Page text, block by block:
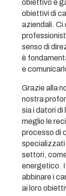
obiettivo è
obiettivi di
aziendali. Ci
senso di
è
e
Grazie alla
nostra
sia i datori di
meglio le
processo di
specializzati
settori,
energetico. I
abbinare i
ai loro